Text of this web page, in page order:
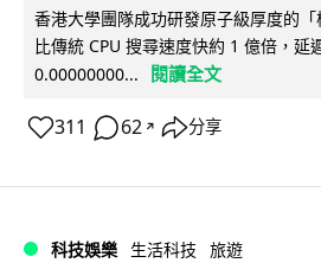
香港大學團隊成功研發原子級厚度的「
比傳統 CPU 搜尋速度快約 1 億倍，延
0.00000000...
閱讀全文
311 62 ↗ 分享
科技娛樂 生活科技 旅遊